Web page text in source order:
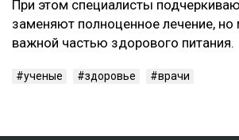
При этом специалисты
заменяют полноценное лечение, но
важной частью здорового питания.
ученые здоровье врачи